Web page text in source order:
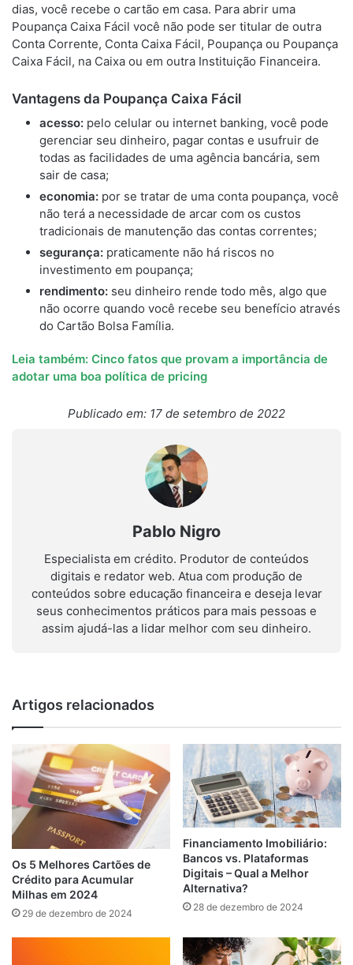
dias, você recebe o cartão em casa. Para abrir uma
Poupança Caixa Fácil você não pode ser titular de outra
Conta Corrente, Conta Caixa Fácil, Poupança ou Poupança
Caixa Fácil, na Caixa ou em outra Instituição Financeira.
Vantagens da Poupança Caixa Fácil
acesso: pelo celular ou internet banking, você pode
gerenciar seu dinheiro, pagar contas e usufruir de
todas as facilidades de uma agência bancária, sem
sair de casa;
economia: por se tratar de uma conta poupança, você
não terá a necessidade de arcar com os custos
tradicionais de manutenção das contas correntes;
segurança: praticamente não há riscos no
investimento em poupança;
rendimento: seu dinheiro rende todo mês, algo que
não ocorre quando você recebe seu benefício através
do Cartão Bolsa Família.
Leia também: Cinco fatos que provam a importância de
adotar uma boa política de pricing
Publicado em: 17 de setembro de 2022
Pablo Nigro
Especialista em crédito. Produtor de conteúdos
digitais e redator web. Atua com produção de
conteúdos sobre educação financeira e deseja levar
seus conhecimentos práticos para mais pessoas e
assim ajudá-las a lidar melhor com seu dinheiro.
Artigos relacionados
Os 5 Melhores Cartões de
Crédito para Acumular
Milhas em 2024
29 de dezembro de 2024
Financiamento Imobiliário:
Bancos vs. Plataformas
Digitais – Qual a Melhor
Alternativa?
28 de dezembro de 2024